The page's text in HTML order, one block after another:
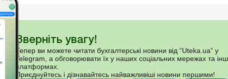
Зверніть увагу!
Тепер ви можете читати бухгалтерські новини від “Uteka.ua” у
Telegram, а обговорювати їх у наших соціальних мережах та
платформах.
Приєднуйтесь і дізнавайтесь найважливіші новини першими!